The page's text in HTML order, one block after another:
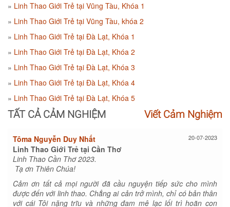
Linh Thao Giới Trẻ tại Vũng Tàu, Khóa 1
Linh Thao Giới Trẻ tại Vũng Tàu, khóa 2
Linh Thao Giới Trẻ tại Đà Lạt, Khóa 1
Linh Thao Giới Trẻ tại Đà Lạt, Khóa 2
Linh Thao Giới Trẻ tại Đà Lạt, Khóa 3
Linh Thao Giới Trẻ tại Đà Lạt, Khóa 4
Linh Thao Giới Trẻ tại Đà Lạt, Khóa 5
TẤT CẢ CẢM NGHIỆM Viết Cảm Nghiệm
Tôma Nguyễn Duy Nhất 20-07-2023
Linh Thao Giới Trẻ tại Cần Thơ
Linh Thao Cần Thơ 2023.
Tạ ơn Thiên Chúa!
Cảm ơn tất cả mọi người đã cầu nguyện tiếp sức cho mình
được đến với linh thao. Chẳng ai cản trở mình, chỉ có bản thân
với cái Tôi nặng trĩu và những đam mê lạc lối trì hoãn con